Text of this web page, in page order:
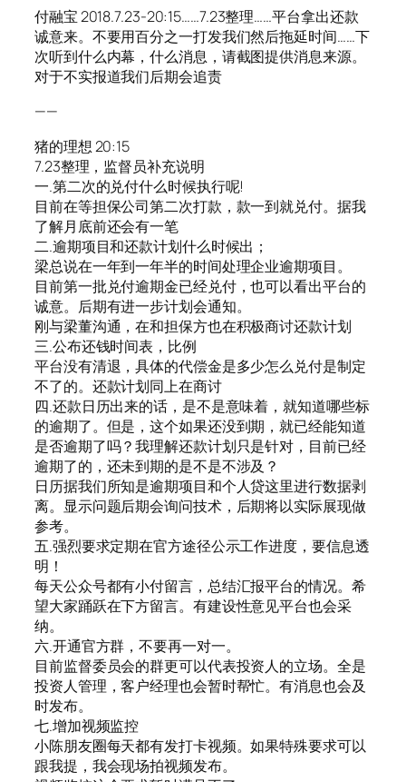
付融宝 2018.7.23-20:15……7.23整理……平台拿出还款
诚意来。不要用百分之一打发我们然后拖延时间……下
次听到什么内幕，什么消息，请截图提供消息来源。
对于不实报道我们后期会追责
——
猪的理想 20:15
7.23整理，监督员补充说明
一.第二次的兑付什么时候执行呢!
目前在等担保公司第二次打款，款一到就兑付。据我
了解月底前还会有一笔
二.逾期项目和还款计划什么时候出；
梁总说在一年到一年半的时间处理企业逾期项目。
目前第一批兑付逾期金已经兑付，也可以看出平台的
诚意。后期有进一步计划会通知。
刚与梁董沟通，在和担保方也在积极商讨还款计划
三.公布还钱时间表，比例
平台没有清退，具体的代偿金是多少怎么兑付是制定
不了的。还款计划同上在商讨
四.还款日历出来的话，是不是意味着，就知道哪些标
的逾期了。但是，这个如果还没到期，就已经能知道
是否逾期了吗？我理解还款计划只是针对，目前已经
逾期了的，还未到期的是不是不涉及？
日历据我们所知是逾期项目和个人贷这里进行数据剥
离。显示问题后期会询问技术，后期将以实际展现做
参考。
五.强烈要求定期在官方途径公示工作进度，要信息透
明！
每天公众号都有小付留言，总结汇报平台的情况。希
望大家踊跃在下方留言。有建设性意见平台也会采
纳。
六.开通官方群，不要再一对一。
目前监督委员会的群更可以代表投资人的立场。全是
投资人管理，客户经理也会暂时帮忙。有消息也会及
时发布。
七.增加视频监控
小陈朋友圈每天都有发打卡视频。如果特殊要求可以
跟我提，我会现场拍视频发布。